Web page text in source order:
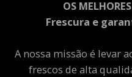
OS
Frescura e
A nossa missão é levar
frescos de alta